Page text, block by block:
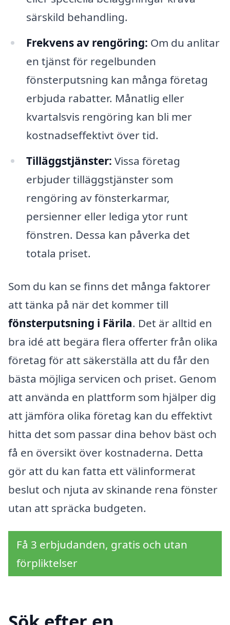
särskild behandling.
Frekvens av rengöring: Om du anlitar
en tjänst för regelbunden
fönsterputsning kan många företag
erbjuda rabatter. Månatlig eller
kvartalsvis rengöring kan bli mer
kostnadseffektivt över tid.
Tilläggstjänster: Vissa företag
erbjuder tilläggstjänster som
rengöring av fönsterkarmar,
persienner eller lediga ytor runt
fönstren. Dessa kan påverka det
totala priset.
Som du kan se finns det många faktorer
att tänka på när det kommer till
fönsterputsning i Färila. Det är alltid en
bra idé att begära flera offerter från olika
företag för att säkerställa att du får den
bästa möjliga servicen och priset. Genom
att använda en plattform som hjälper dig
att jämföra olika företag kan du effektivt
hitta det som passar dina behov bäst och
få en översikt över kostnaderna. Detta
gör att du kan fatta ett välinformerat
beslut och njuta av skinande rena fönster
utan att spräcka budgeten.
Få 3 erbjudanden, gratis och utan
förpliktelser